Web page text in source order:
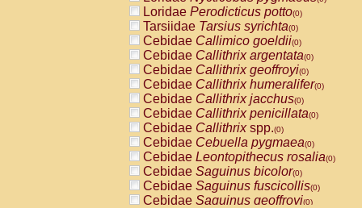
Loridae Perodicticus potto(0)
Tarsiidae Tarsius syrichta(0)
Cebidae Callimico goeldii(0)
Cebidae Callithrix argentata(0)
Cebidae Callithrix geoffroyi(0)
Cebidae Callithrix humeralifer(0)
Cebidae Callithrix jacchus(0)
Cebidae Callithrix penicillata(0)
Cebidae Callithrixspp.(0)
Cebidae Cebuella pygmaea(0)
Cebidae Leontopithecus rosalia(0)
Cebidae Saguinus bicolor(0)
Cebidae Saguinus fuscicollis(0)
Cebidae Saguinus geoffroyi(0)